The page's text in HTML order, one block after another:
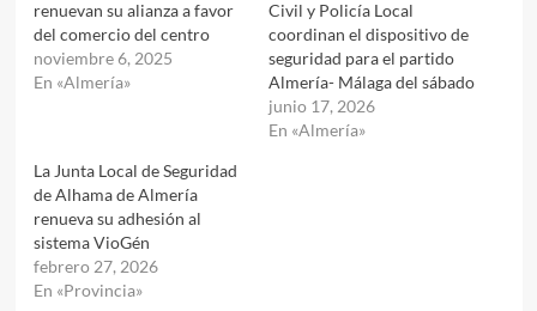
renuevan su alianza a favor
del comercio del centro
noviembre 6, 2025
En «Almería»
Civil y Policía Local
coordinan el dispositivo de
seguridad para el partido
Almería- Málaga del sábado
junio 17, 2026
En «Almería»
La Junta Local de Seguridad
de Alhama de Almería
renueva su adhesión al
sistema VioGén
febrero 27, 2026
En «Provincia»